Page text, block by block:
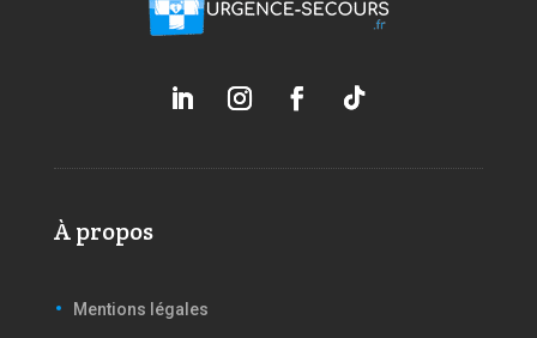
À propos
Mentions légales